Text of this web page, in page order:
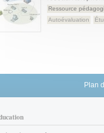
Ressource
Autoévaluation
Plan